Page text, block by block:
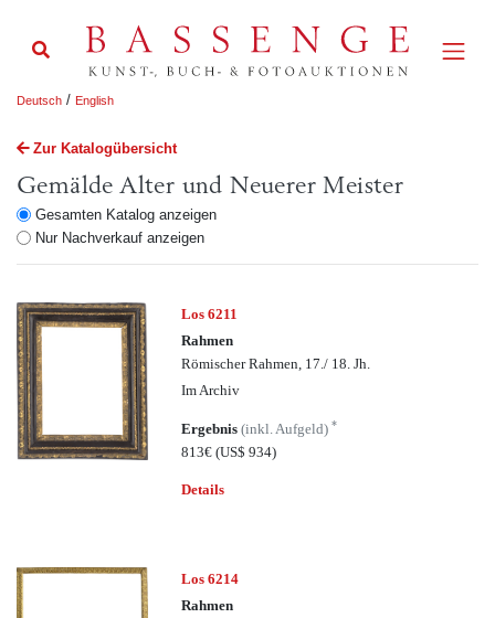
Deutsch / English
Zur Katalogübersicht
Gemälde Alter und Neuerer Meister
Gesamten Katalog anzeigen
Nur Nachverkauf anzeigen
Los 6211
Rahmen
Römischer Rahmen, 17./ 18. Jh.
Im Archiv
Ergebnis(inkl. Aufgeld)*
813€(US$ 934)
Details
Los 6214
Rahmen